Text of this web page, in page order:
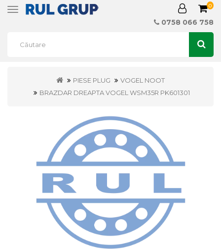
Toggle
0
0758 066 758
PIESE PLUG
VOGEL NOOT
BRAZDAR DREAPTA VOGEL WSM35R PK601301